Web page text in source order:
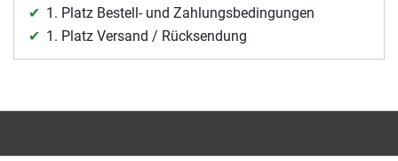
1. Platz Bestell- und Zahlungsbedingungen
1. Platz Versand / Rücksendung